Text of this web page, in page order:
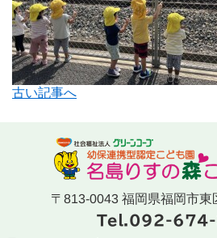
古い記事へ
〒813-0043 福岡県福岡市東
Tel.092-